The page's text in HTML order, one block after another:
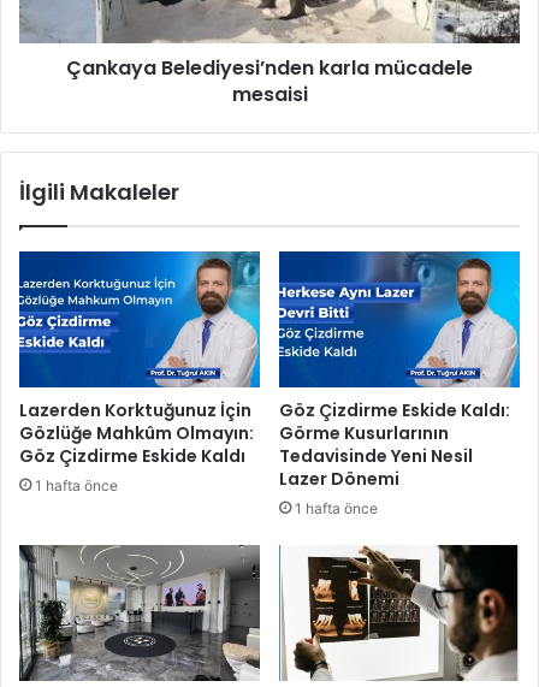
n
ı
a
ö
h
a
v
s
ı
n
d
a
u
r
n
u
v
a
B
e
n
d
e
a
r
a
ü
c
a
d
e
l
Çankaya Belediyesi’nden karla mücadele
mesaisi
İlgili Makaleler
Lazerden Korktuğunuz İçin
Gözlüğe Mahkûm Olmayın:
Göz Çizdirme Eskide Kaldı
1 hafta önce
Göz Çizdirme Eskide Kaldı:
Görme Kusurlarının
Tedavisinde Yeni Nesil
Lazer Dönemi
1 hafta önce